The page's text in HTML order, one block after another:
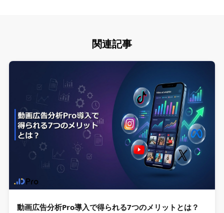
関連記事
動画広告分析Pro導入で得られる7つのメリットとは？